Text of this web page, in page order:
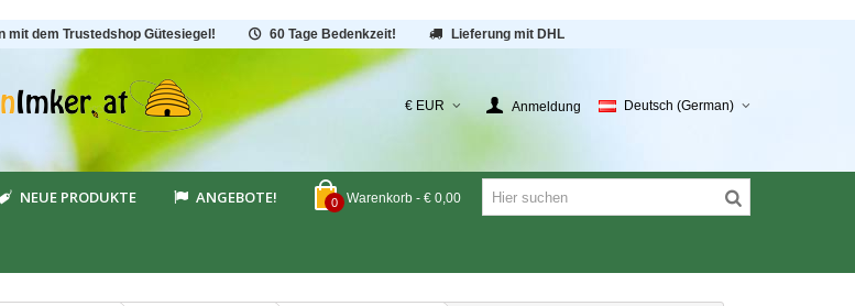
mit dem Trustedshop Gütesiegel!
60 Tage Bedenkzeit! Lieferung mit DHL
€ EUR Anmeldung Deutsch (German)
0 Warenkorb - € 0,00
NEUE PRODUKTE ANGEBOTE!